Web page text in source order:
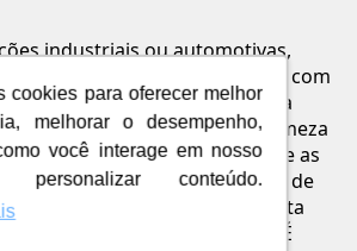
cookies para oferecer melhor
melhorar o desempenho,
você interage em nosso
conteúdo.
industriais ou automotivas,
parafusos se torna mais fácil com
da Tramontina PRO. Esta
maior conforto e firmeza
a sua extremidade giratória e as
Ideal para trabalhos em locais de
estão disponíveis em ponta
modelos tradicional e toco. É